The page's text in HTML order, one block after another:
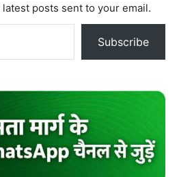
posts sent to your email.
Subscribe